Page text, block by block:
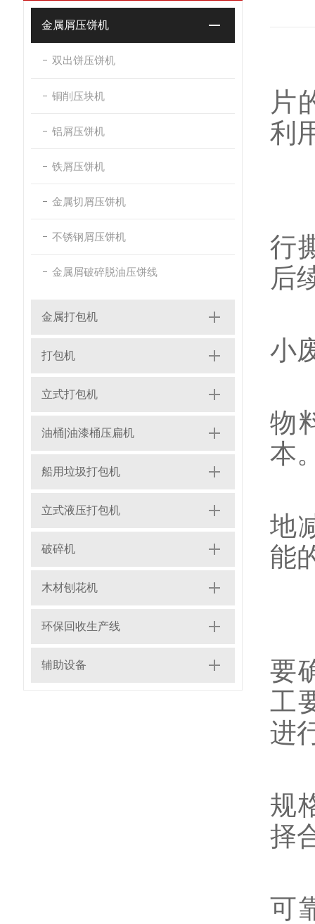
金属屑压饼机
双出饼压饼机
铜削压块机
铝屑压饼机
铁屑压饼机
金属切屑压饼机
不锈钢屑压饼机
金属屑破碎脱油压饼线
金属打包机
打包机
立式打包机
油桶|油漆桶压扁机
船用垃圾打包机
立式液压打包机
破碎机
木材刨花机
环保回收生产线
辅助设备
片
利
行
后
小
物
本
地
能
要
工
进
规
择
可